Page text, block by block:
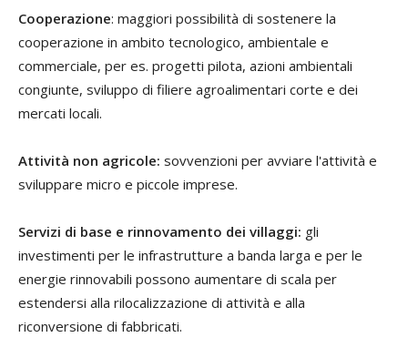
Cooperazione: maggiori possibilità di sostenere la
cooperazione in ambito tecnologico, ambientale e
commerciale, per es. progetti pilota, azioni ambientali
congiunte, sviluppo di filiere agroalimentari corte e dei
mercati locali.
Attività non agricole: sovvenzioni per avviare l'attività e
sviluppare micro e piccole imprese.
Servizi di base e rinnovamento dei villaggi: gli
investimenti per le infrastrutture a banda larga e per le
energie rinnovabili possono aumentare di scala per
estendersi alla rilocalizzazione di attività e alla
riconversione di fabbricati.